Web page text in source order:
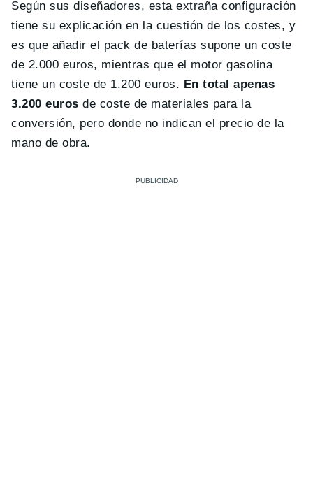
Según sus diseñadores, esta extraña configuración
tiene su explicación en la cuestión de los costes, y
es que añadir el pack de baterías supone un coste
de 2.000 euros, mientras que el motor gasolina
tiene un coste de 1.200 euros. En total apenas
3.200 euros de coste de materiales para la
conversión, pero donde no indican el precio de la
mano de obra.